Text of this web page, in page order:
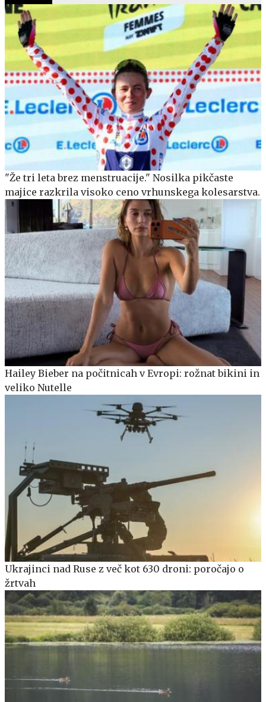
"Že tri leta brez menstruacije." Nosilka pikčaste
majice razkrila visoko ceno vrhunskega kolesarstva.
Hailey Bieber na počitnicah v Evropi: rožnat bikini in
veliko Nutelle
Ukrajinci nad Ruse z več kot 630 droni: poročajo o
žrtvah